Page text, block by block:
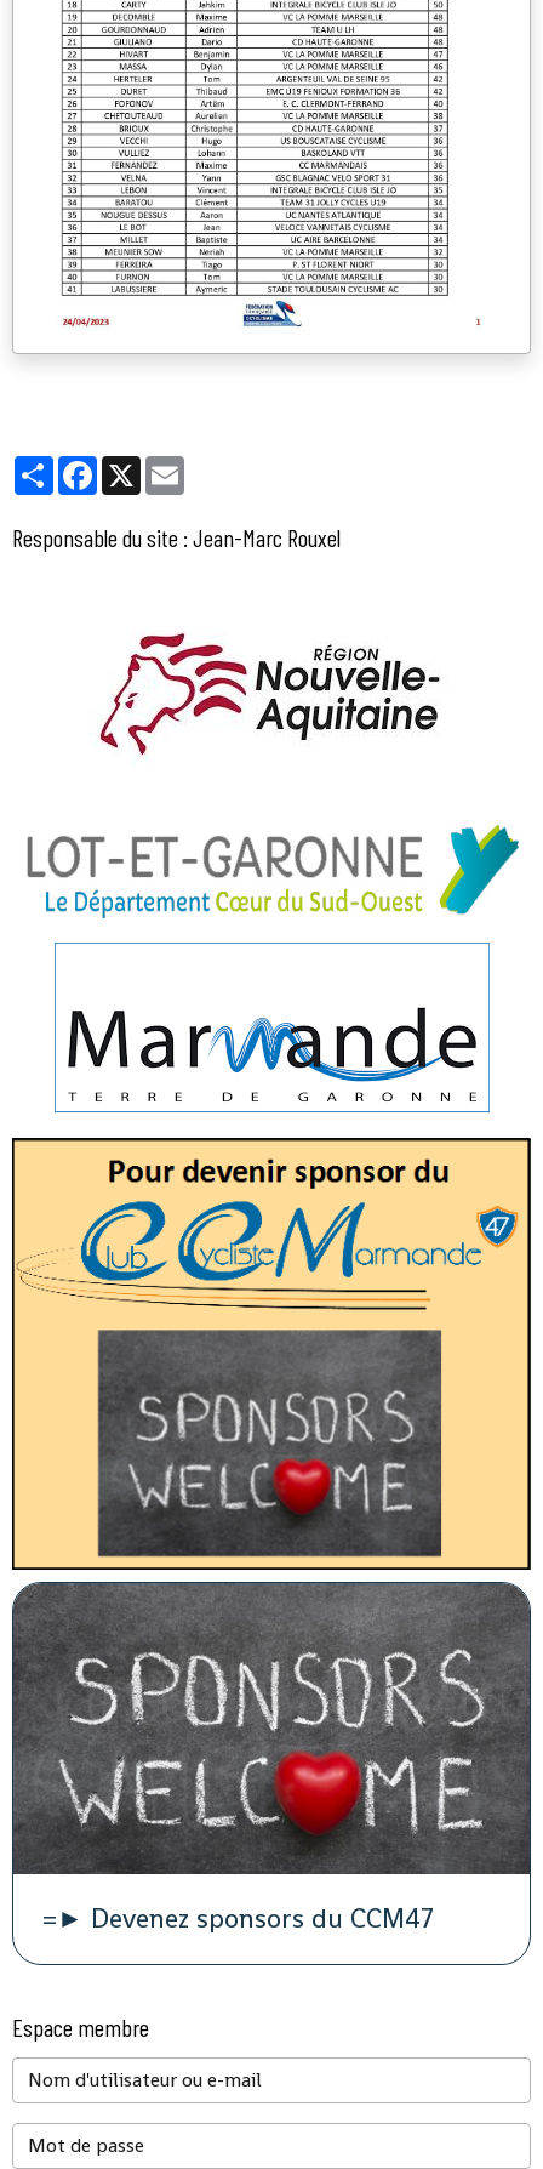
PartagerFacebook
X
Responsable du site : Jean-Marc Rouxel
=► Devenez sponsors du CCM47
Espace membre